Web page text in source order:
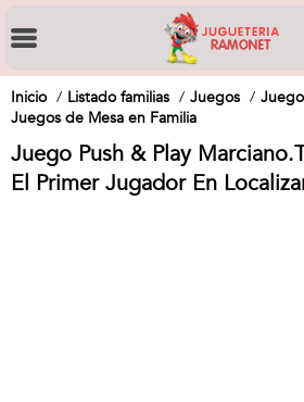
Inicio Listado familias Juegos
Juegos de Mesa en Familia
Juego Push & Play
El Primer Jugador En